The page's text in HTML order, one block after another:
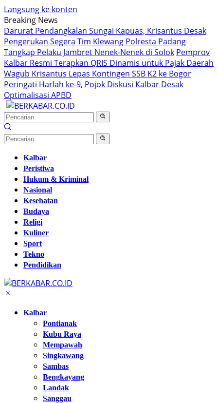
Langsung ke konten
Breaking News
Darurat Pendangkalan Sungai Kapuas, Krisantus Desak
Pengerukan Segera Tim Klewang Polresta Padang
Tangkap Pelaku Jambret Nenek-Nenek di Solok Pemprov
Kalbar Resmi Terapkan QRIS Dinamis untuk Pajak Daerah
Wagub Krisantus Lepas Kontingen SSB K2 ke Bogor
Peringati Harlah ke-9, Pojok Diskusi Kalbar Desak
Optimalisasi APBD
Kalbar
Peristiwa
Hukum & Kriminal
Nasional
Kesehatan
Budaya
Religi
Kuliner
Sport
Tekno
Pendidikan
Kalbar
Pontianak
Kubu Raya
Mempawah
Singkawang
Sambas
Bengkayang
Landak
Sanggau